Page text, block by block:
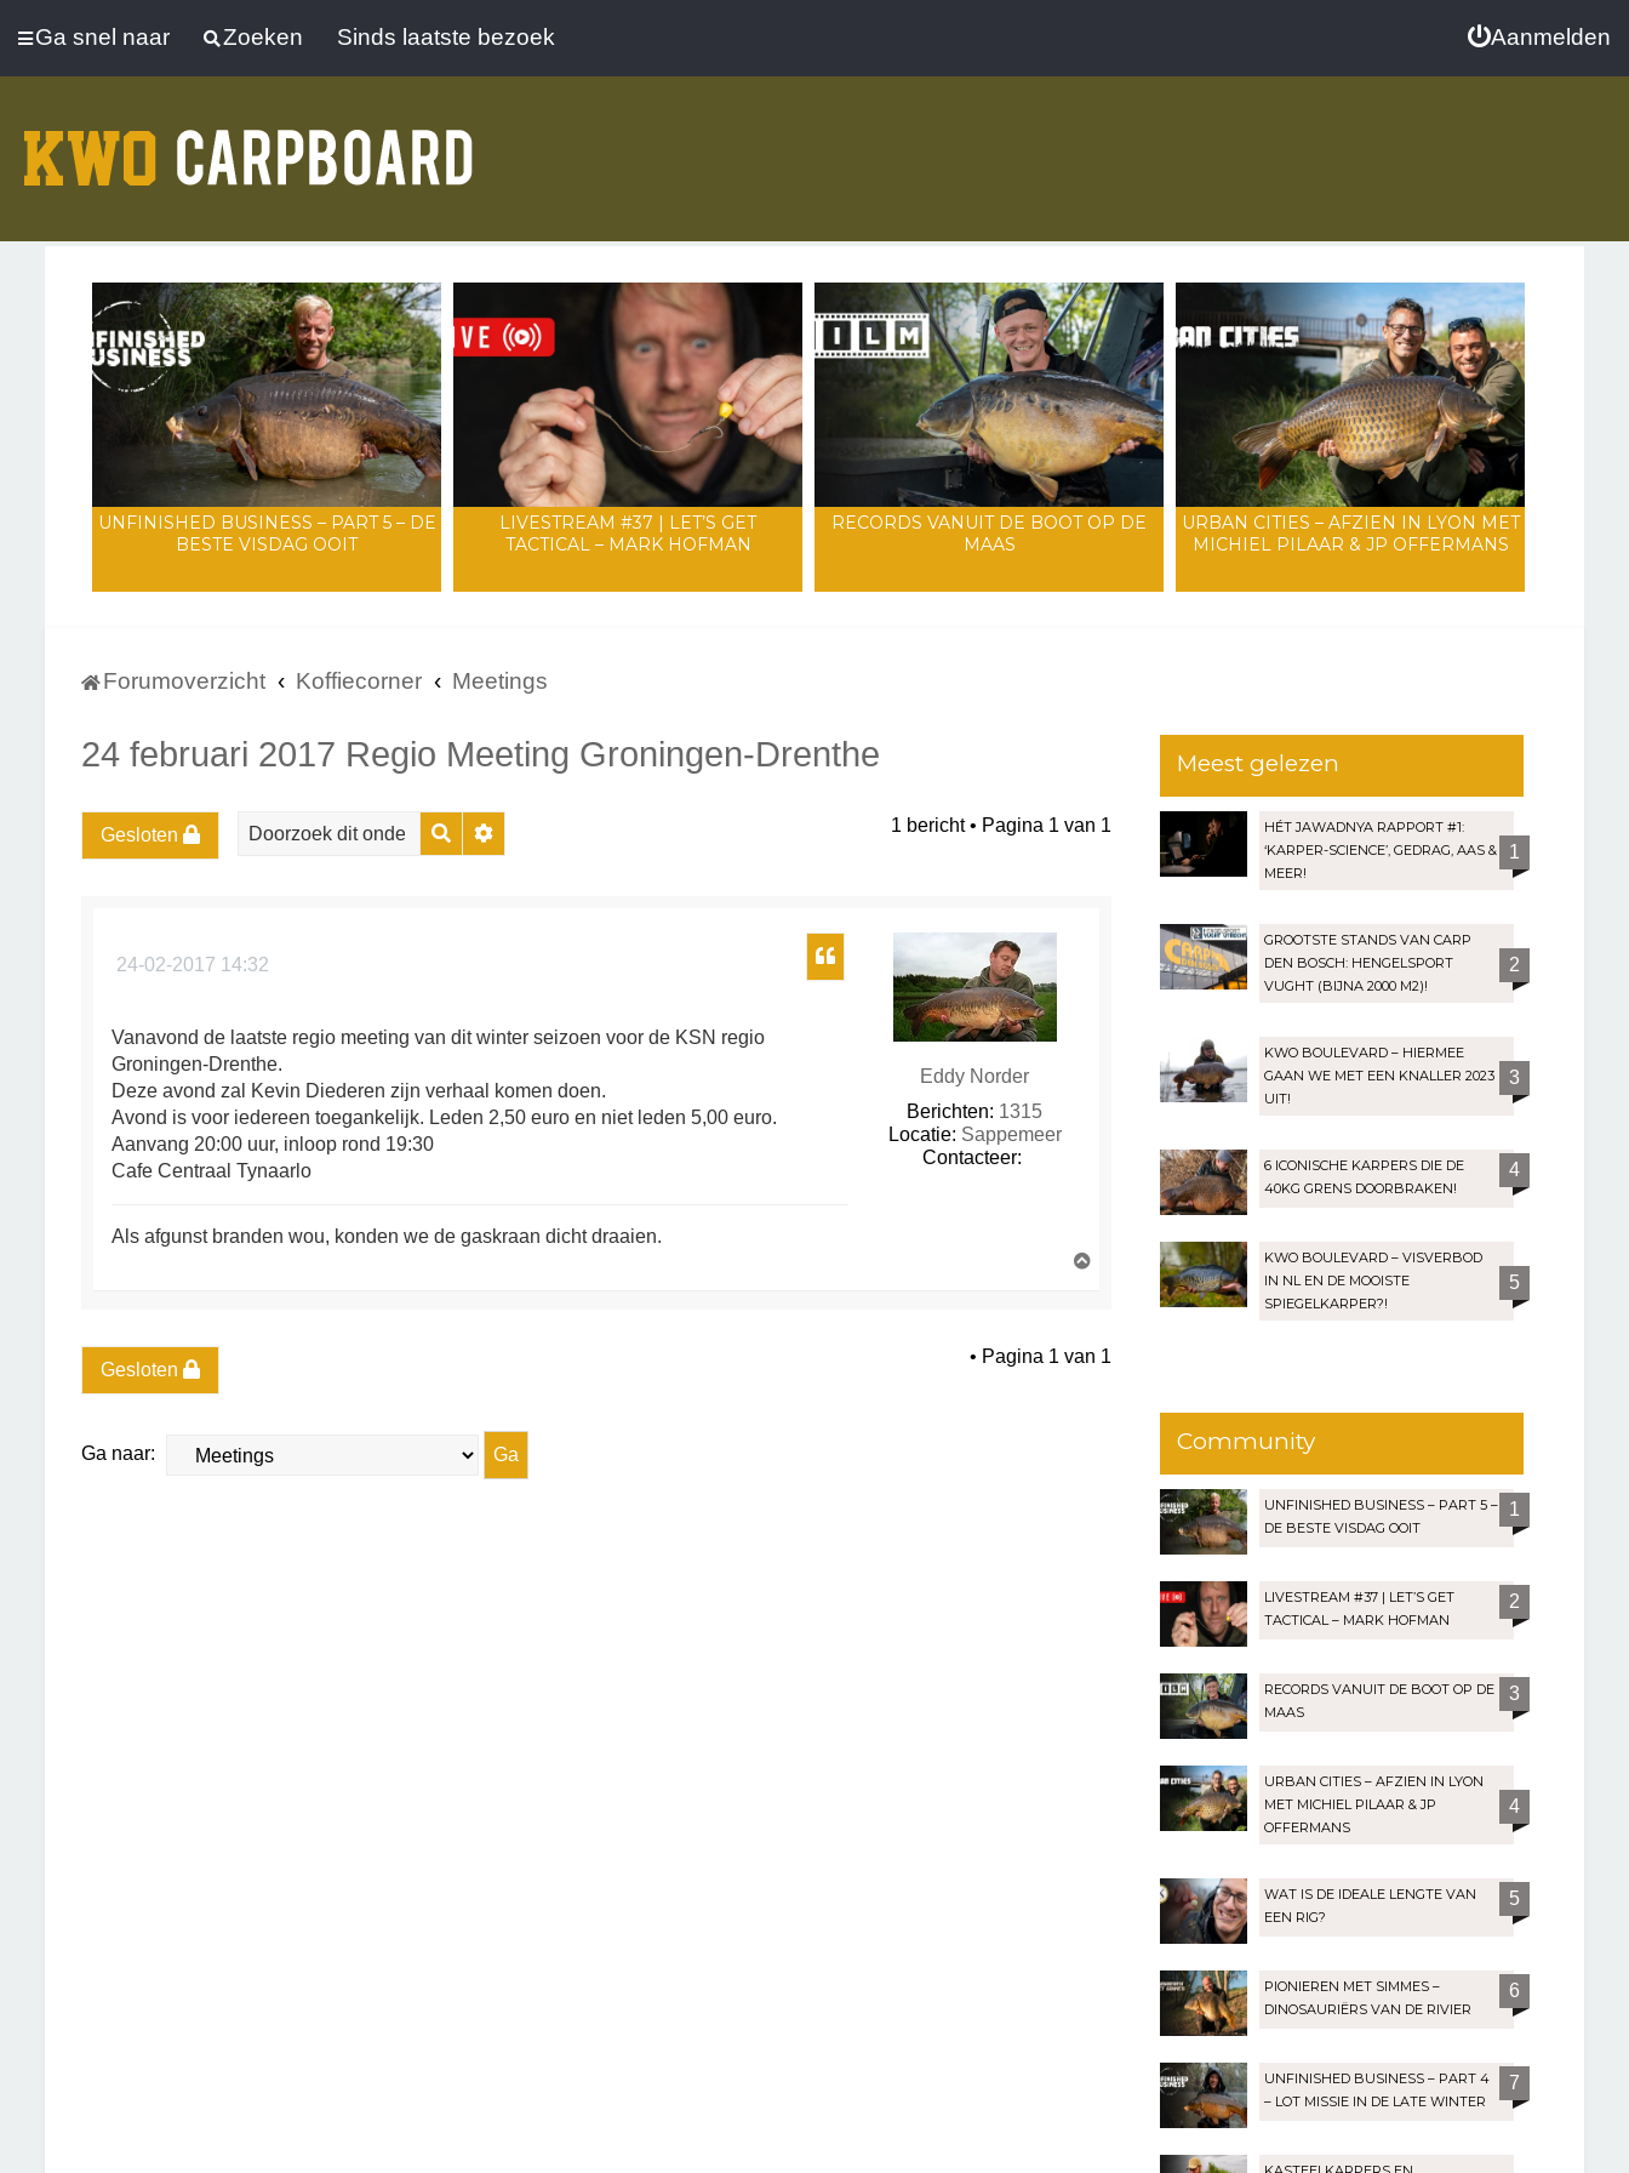
Ga snel naar Zoeken Sinds laatste bezoek Aanmelden
UNFINISHED BUSINESS – PART 5 – DE
BESTE VISDAG OOIT
LIVESTREAM #37 | LET’S GET
TACTICAL – MARK HOFMAN
RECORDS VANUIT DE BOOT OP DE
MAAS
URBAN CITIES – AFZIEN IN LYON MET
MICHIEL PILAAR & JP OFFERMANS
Forumoverzicht Koffiecorner Meetings
24 februari 2017 Regio Meeting Groningen-Drenthe
Gesloten ZoekUitgebreid zoeken 1 bericht • Pagina 1 van 1
Eddy Norder
Berichten: 1315
Locatie: Sappemeer
Contacteer:
r
Citeer
24-02-2017 14:32
Vanavond de laatste regio meeting van dit winter seizoen voor de KSN regio
Groningen-Drenthe.
Deze avond zal Kevin Diederen zijn verhaal komen doen.
Avond is voor iedereen toegankelijk. Leden 2,50 euro en niet leden 5,00 euro.
Aanvang 20:00 uur, inloop rond 19:30
Cafe Centraal Tynaarlo
Als afgunst branden wou, konden we de gaskraan dicht draaien.
o
g
Gesloten
• Pagina 1 van 1
Ga naar:
Meest gelezen
HÉT JAWADNYA RAPPORT #1:
‘KARPER-SCIENCE’, GEDRAG, AAS &
MEER!
1
GROOTSTE STANDS VAN CARP
DEN BOSCH: HENGELSPORT
VUGHT (BIJNA 2000 M2)!
2
KWO BOULEVARD – HIERMEE
GAAN WE MET EEN KNALLER 2023
UIT!
3
6 ICONISCHE KARPERS DIE DE
40KG GRENS DOORBRAKEN!
4
KWO BOULEVARD – VISVERBOD
IN NL EN DE MOOISTE
SPIEGELKARPER?!
5
Community
UNFINISHED BUSINESS – PART 5 –
DE BESTE VISDAG OOIT
1
LIVESTREAM #37 | LET’S GET
TACTICAL – MARK HOFMAN
2
RECORDS VANUIT DE BOOT OP DE
MAAS
3
URBAN CITIES – AFZIEN IN LYON
MET MICHIEL PILAAR & JP
OFFERMANS
4
WAT IS DE IDEALE LENGTE VAN
EEN RIG?
5
PIONIEREN MET SIMMES –
DINOSAURIËRS VAN DE RIVIER
6
UNFINISHED BUSINESS – PART 4
– LOT MISSIE IN DE LATE WINTER
7